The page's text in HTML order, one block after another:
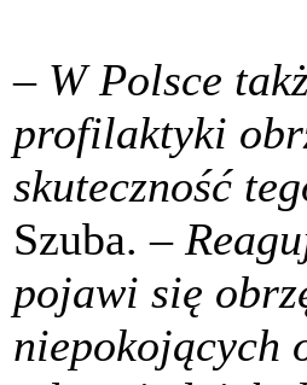
– W Polsce
profilaktyki
skuteczność
Szuba.–
pojawi się
niepokojących